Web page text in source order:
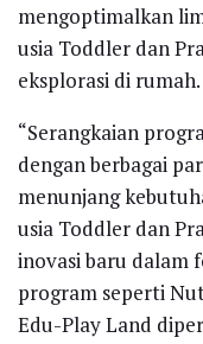
mengoptimalkan
usia Toddler dan
eksplorasi di rumah.
“Serangkaian
dengan berbagai
menunjang
usia Toddler dan
inovasi baru dalam
program seperti
Edu-Play Land